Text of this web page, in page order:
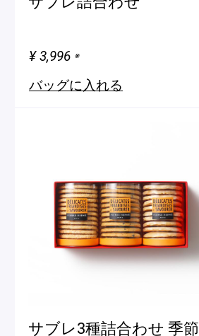
¥ 3,996 ※
バッグに入れる
サブレ3種詰合わせ 季節